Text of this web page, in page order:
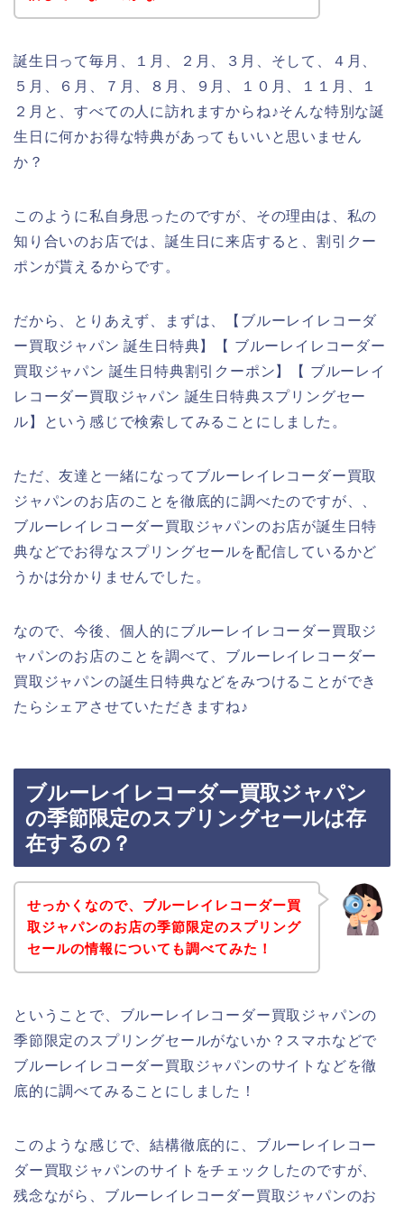
誕生日って毎月、１月、２月、３月、そして、４月、
５月、６月、７月、８月、９月、１０月、１１月、１
２月と、すべての人に訪れますからね♪そんな特別な誕
生日に何かお得な特典があってもいいと思いません
か？
このように私自身思ったのですが、その理由は、私の
知り合いのお店では、誕生日に来店すると、割引クー
ポンが貰えるからです。
だから、とりあえず、まずは、【ブルーレイレコーダ
ー買取ジャパン 誕生日特典】【 ブルーレイレコーダー
買取ジャパン 誕生日特典割引クーポン】【 ブルーレイ
レコーダー買取ジャパン 誕生日特典スプリングセー
ル】という感じで検索してみることにしました。
ただ、友達と一緒になってブルーレイレコーダー買取
ジャパンのお店のことを徹底的に調べたのですが、、
ブルーレイレコーダー買取ジャパンのお店が誕生日特
典などでお得なスプリングセールを配信しているかど
うかは分かりませんでした。
なので、今後、個人的にブルーレイレコーダー買取ジ
ャパンのお店のことを調べて、ブルーレイレコーダー
買取ジャパンの誕生日特典などをみつけることができ
たらシェアさせていただきますね♪
ブルーレイレコーダー買取ジャパン
の季節限定のスプリングセールは存
在するの？
せっかくなので、ブルーレイレコーダー買
取ジャパンのお店の季節限定のスプリング
セールの情報についても調べてみた！
ということで、ブルーレイレコーダー買取ジャパンの
季節限定のスプリングセールがないか？スマホなどで
ブルーレイレコーダー買取ジャパンのサイトなどを徹
底的に調べてみることにしました！
このような感じで、結構徹底的に、ブルーレイレコー
ダー買取ジャパンのサイトをチェックしたのですが、
残念ながら、ブルーレイレコーダー買取ジャパンのお